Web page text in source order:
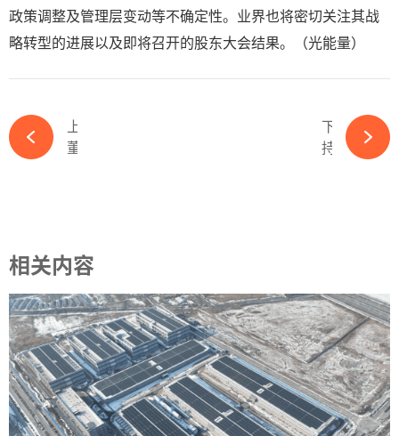
政策调整及管理层变动等不确定性。业界也将密切关注其战
略转型的进展以及即将召开的股东大会结果。（光能量）
下一篇
持股升至90%！又一电力国企巨资收购光伏股权-365wm完美体育官网
相关内容